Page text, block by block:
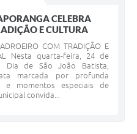
CELEBRA
E CULTURA
COM TRADIÇÃO E
Nesta quarta-feira, 24 de
Dia de São João Batista,
marcada por profunda
e momentos especiais de
convida...